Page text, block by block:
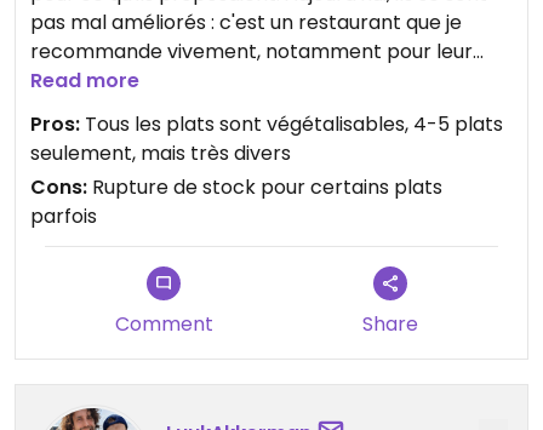
pas mal améliorés : c'est un restaurant que je
recommande vivement, notamment pour leur
objectif d'être un restaurant éco-responsable.
Read more
Pros: Tous les plats sont végétalisables, 4-5 plats
seulement, mais très divers
Cons: Rupture de stock pour certains plats
parfois
Comment Share